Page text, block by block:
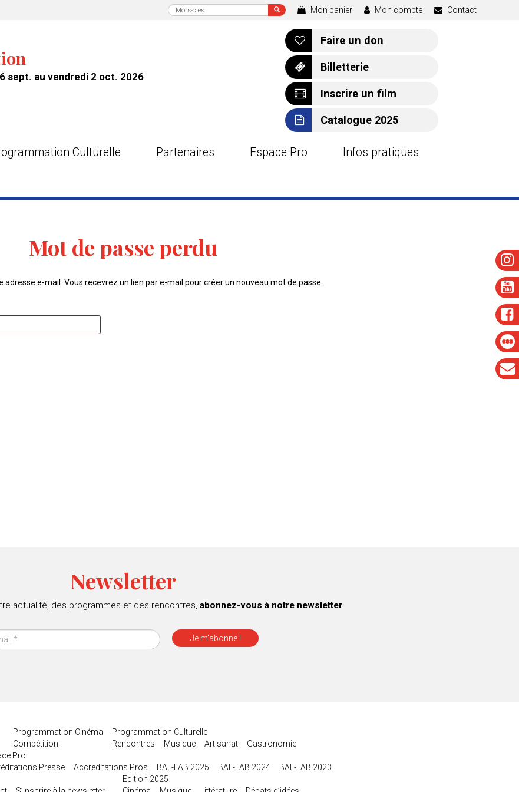
Mon panier Mon compte Contact
sept. au vendredi 2 oct. 2026
Faire un don
Billetterie
Inscrire un film
Catalogue 2025
Culturelle Partenaires Espace Pro Infos pratiques
Mot de passe perdu
e-mail. Vous recevrez un lien par e-mail pour créer un nouveau mot de passe.
Newsletter
actualité, des programmes et des rencontres, abonnez-vous à notre newsletter
Programmation Cinéma
Compétition
Programmation Culturelle
Rencontres
Musique Artisanat
Gastronomie
Pro
Presse
Accréditations Pros BAL-LAB 2025 BAL-LAB 2024
BAL-LAB 2023
Edition 2025